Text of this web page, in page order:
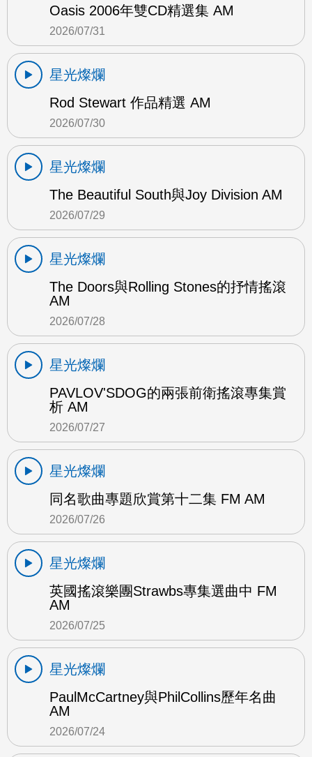
Oasis 2006年雙CD精選集 AM
2026/07/31
星光燦爛
Rod Stewart 作品精選 AM
2026/07/30
星光燦爛
The Beautiful South與Joy Division AM
2026/07/29
星光燦爛
The Doors與Rolling Stones的抒情搖滾
AM
2026/07/28
星光燦爛
PAVLOV'SDOG的兩張前衛搖滾專集賞
析 AM
2026/07/27
星光燦爛
同名歌曲專題欣賞第十二集 FM AM
2026/07/26
星光燦爛
英國搖滾樂團Strawbs專集選曲中 FM
AM
2026/07/25
星光燦爛
PaulMcCartney與PhilCollins歷年名曲
AM
2026/07/24